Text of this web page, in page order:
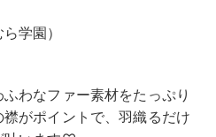
学園）
わなファー素材をたっぷり
がポイントで、羽織るだけ